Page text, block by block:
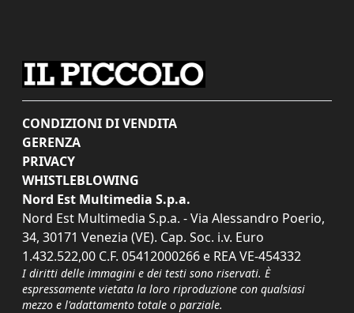
CONDIZIONI DI VENDITA
GERENZA
PRIVACY
WHISTLEBLOWING
Nord Est Multimedia S.p.a.
Nord Est Multimedia S.p.a. - Via Alessandro Poerio,
34, 30171 Venezia (VE). Cap. Soc. i.v. Euro
1.432.522,00 C.F. 05412000266 e REA VE-454332
I diritti delle immagini e dei testi sono riservati. È
espressamente vietata la loro riproduzione con qualsiasi
mezzo e l'adattamento totale o parziale.